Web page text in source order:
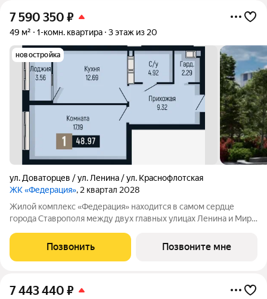
7 590 350 ₽
49 м² 1-комн. квартира 3 этаж из 20
новостройка
ул. Доваторцев / ул. Ленина / ул. Краснофлотская
ЖК «Федерация», 2 квартал 2028
Жилой комплекс «Федерация» находится в самом сердце
города Ставрополя между двух главных улицах Ленина и Мира,
Доваторцев. Зеленый двор способен придать новый уровень
качеству жизни, а его хозяину
Позвонить Позвоните мне
7 443 440 ₽